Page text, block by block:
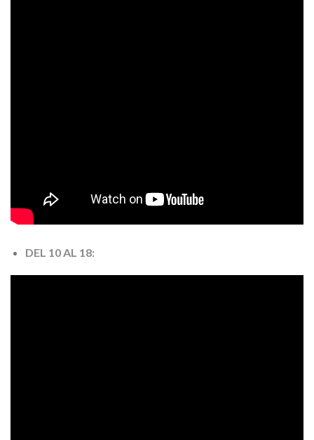
DEL 10 AL 18: